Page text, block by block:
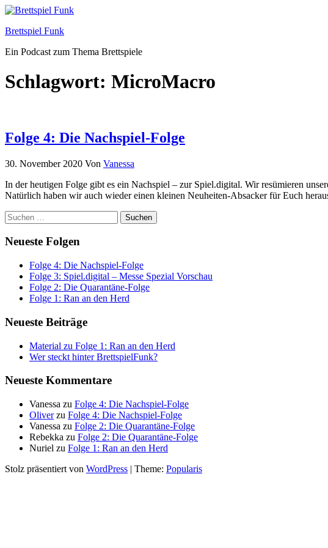
Zum
springen
Brettspiel Funk
Ein Podcast zum Thema Brettspiele
Schlagwort: MicroMacro
Folge 4: Die Nachspiel-Folge
30. November 2020 Von Vanessa
In der heutigen Folge gibt es ein Nachspiel – zur Spiel.digital. Wir resümieren
Natürlich haben wir auch wieder einen kleinen Neuheiten-Absacker für Euch
Suchen
nach:
Neueste Folgen
Folge 4: Die Nachspiel-Folge
Folge 3: Spiel.digital – Messe Spezial Vorschau
Folge 2: Die Quarantäne-Folge
Folge 1: Ran an den Herd
Neueste Beiträge
Material zu Folge 1: Ran an den Herd
Wer steckt hinter BrettspielFunk?
Neueste Kommentare
Vanessa zu Folge 4: Die Nachspiel-Folge
Oliverzu Folge 4: Die Nachspiel-Folge
Vanessa zu Folge 2: Die Quarantäne-Folge
Rebekka zu Folge 2: Die Quarantäne-Folge
Nuriel zu Folge 1: Ran an den Herd
Stolz präsentiert von WordPress | Theme: Popularis